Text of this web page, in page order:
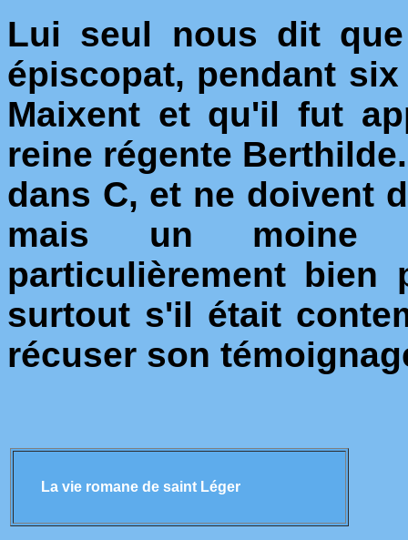
Lui seul nous dit
épiscopat, pendant
Maixent et qu'il fut
reine régente
dans C, et ne doivent
mais un moine
particulièrement bien
surtout s'il était
récuser son
La vie romane de saint Léger